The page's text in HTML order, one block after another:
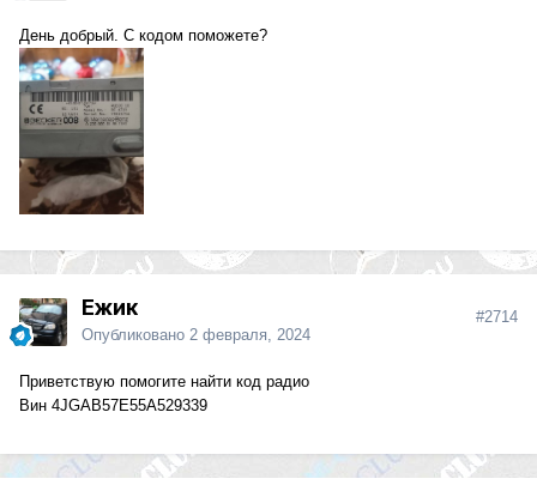
День добрый. С кодом поможете?
Ежик
Опубликовано 2 февраля, 2024
#2714
Приветствую помогите найти код радио
Вин 4JGAB57E55A529339